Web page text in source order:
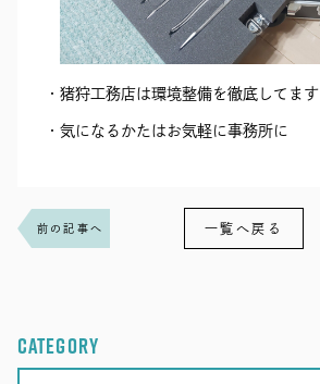
猪狩工務店は環境整備を徹底してます
気になるかたはお気軽に事務所に
前の記事へ 一覧へ戻る
CATEGORY